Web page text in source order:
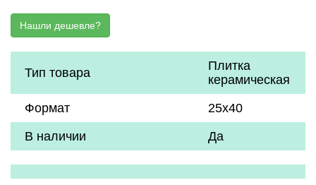
Тип товара
Плитка
керамическая
Формат
25х40
В наличии
Да